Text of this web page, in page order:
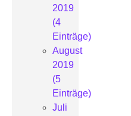
2019
(4
Einträge)
August
2019
(5
Einträge)
Juli